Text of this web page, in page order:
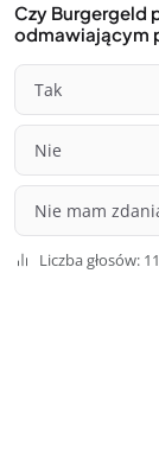
Czy Burgergeld
odmawiającym
Tak
Nie
Nie mam
Liczba głosów: 11